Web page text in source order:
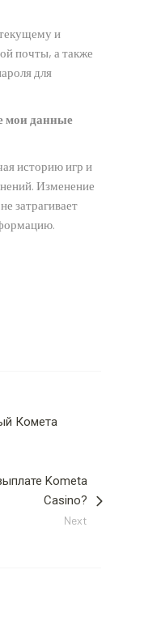
и
почты, а также
для
мои данные
историю игр и
Изменение
затрагивает
Комета
Kometa
Casino?
Next